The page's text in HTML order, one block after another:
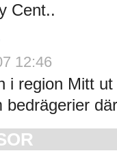
Cent..
12:46
i region Mitt
bedrägerier